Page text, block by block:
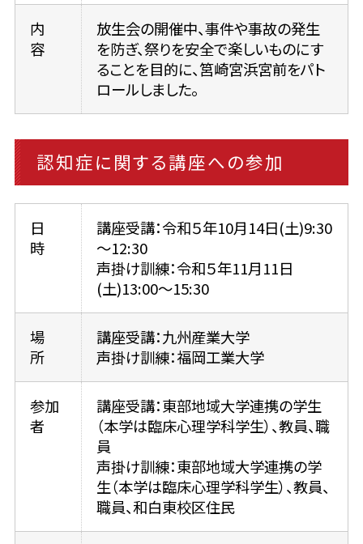
内
容
放生会の開催中、事件や事故の発生
を防ぎ、祭りを安全で楽しいものにす
ることを目的に、筥崎宮浜宮前をパト
ロールしました。
認知症に関する講座への参加
日
時
講座受講：令和５年10月14日(土)9:30
～12:30
声掛け訓練：令和５年11月11日
(土)13:00～15:30
場
所
講座受講：九州産業大学
声掛け訓練：福岡工業大学
参加
者
講座受講：東部地域大学連携の学生
（本学は臨床心理学科学生）、教員、職
員
声掛け訓練：東部地域大学連携の学
生（本学は臨床心理学科学生）、教員、
職員、和白東校区住民